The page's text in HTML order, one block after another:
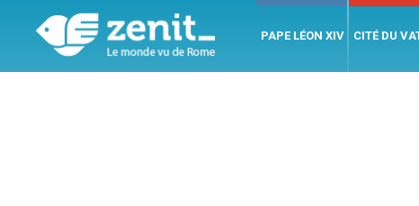
PAPE LÉON XIV CITÉ DU